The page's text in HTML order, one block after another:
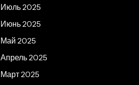
Июль 2025
Июнь 2025
Май 2025
Апрель 2025
Март 2025